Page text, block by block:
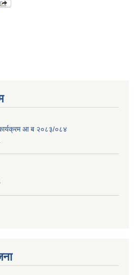
कार्यक्रम आ ब २०८३/०८४